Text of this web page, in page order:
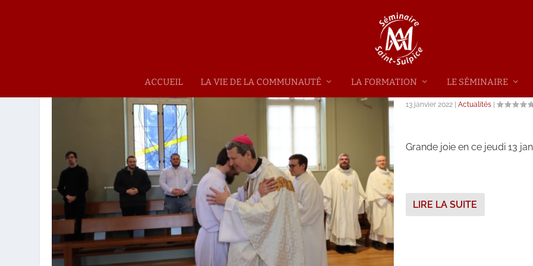
ACCUEIL LA VIE DE LA COMMUNAUTÉ LA FORMATION LE SÉMINAIRE
NOUVELLE ANNÉE,
13 janvier 2022 Actualités
Grande joie en ce jeudi 13
LIRE LA SUITE